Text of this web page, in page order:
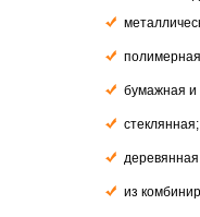
бумажная и
из